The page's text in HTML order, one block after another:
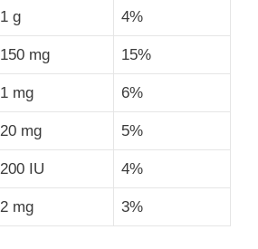
1 g 4%
150 mg 15%
1 mg 6%
20 mg 5%
200 IU 4%
2 mg 3%